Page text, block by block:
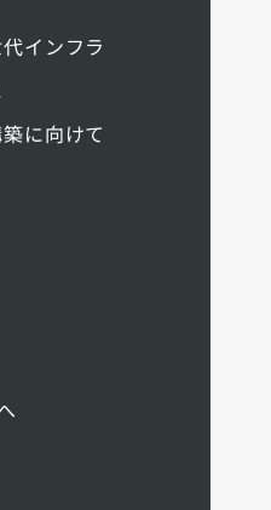
インフラ
に向けて